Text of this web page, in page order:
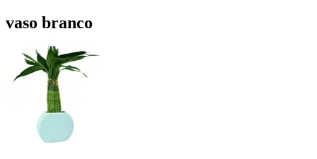
vaso branco